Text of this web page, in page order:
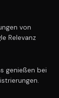
von
Relevanz
genießen bei